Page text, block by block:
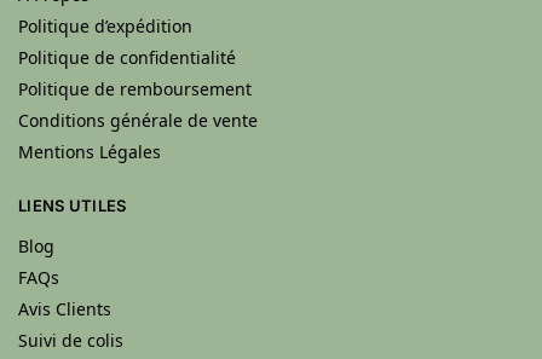
Politique d’expédition
Politique de confidentialité
Politique de remboursement
Conditions générale de vente
Mentions Légales
LIENS UTILES
Blog
FAQs
Avis Clients
Suivi de colis